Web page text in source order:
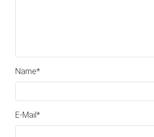
Name*
E-Mail *